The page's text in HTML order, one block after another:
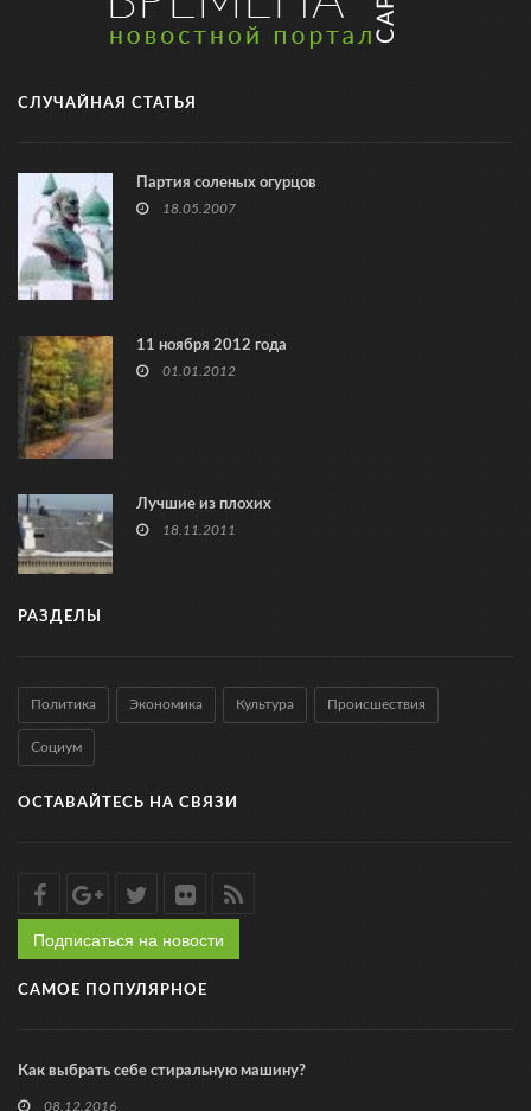
СЛУЧАЙНАЯ СТАТЬЯ
Партия соленых огурцов
18.05.2007
11 ноября 2012 года
01.01.2012
Лучшие из плохих
18.11.2011
РАЗДЕЛЫ
Политика Экономика Культура Происшествия
Социум
ОСТАВАЙТЕСЬ НА СВЯЗИ
Подписаться на новости
САМОЕ ПОПУЛЯРНОЕ
Как выбрать себе стиральную машину?
08.12.2016